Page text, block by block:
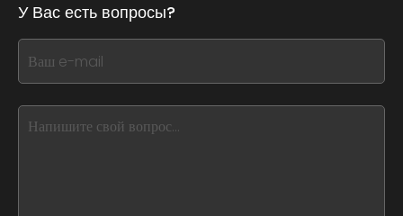
this
form
field
blank
У Вас есть вопросы?
If
you
this,